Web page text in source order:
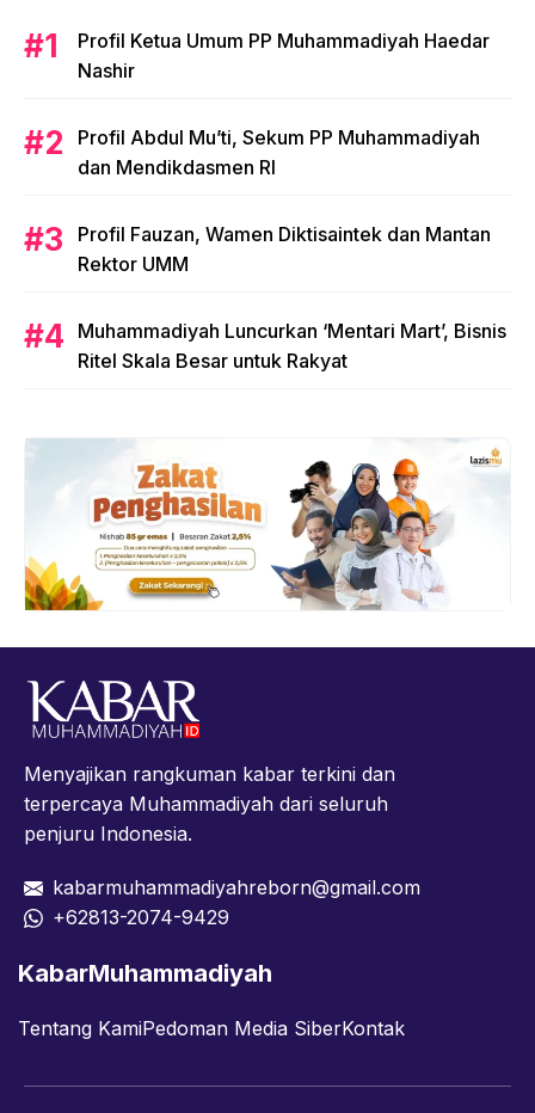
Profil Ketua Umum PP Muhammadiyah Haedar
Nashir
Profil Abdul Mu’ti, Sekum PP Muhammadiyah
dan Mendikdasmen RI
Profil Fauzan, Wamen Diktisaintek dan Mantan
Rektor UMM
Muhammadiyah Luncurkan ‘Mentari Mart’, Bisnis
Ritel Skala Besar untuk Rakyat
Menyajikan rangkuman kabar terkini dan
terpercaya Muhammadiyah dari seluruh
penjuru Indonesia.
kabarmuhammadiyahreborn@gmail.com
+62813-2074-9429
KabarMuhammadiyah
Tentang KamiPedoman Media SiberKontak